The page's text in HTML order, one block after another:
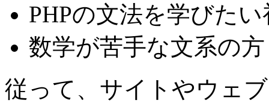
PHPの文法を学びた
数学が苦手な文系の方
従って、サイトやウェ